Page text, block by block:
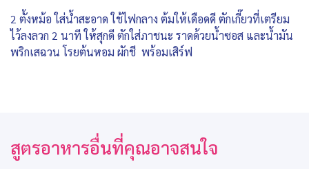
2 ตั้งหม้อ ใส่น้ำสะอาด ใช้ไฟกลาง ต้มให้เดือดดี ตักเกี๊ยวที่เตรียม
ไว้ลงลวก 2 นาที ให้สุกดี ตักใส่ภาชนะ ราดด้วยน้ำซอส และน้ำมัน
พริกเสฉวน โรยต้นหอม ผักชี พร้อมเสิร์ฟ
สูตรอาหารอื่นที่คุณอาจสนใจ